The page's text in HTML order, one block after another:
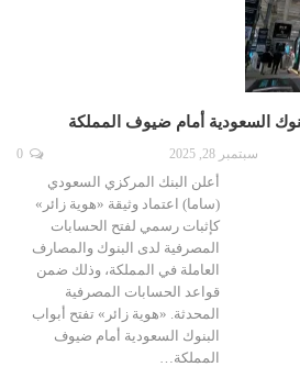
السعودية أمام ضيوف المملكة
سبتمبر 28, 2025
أعلن البنك المركزي السعودي
(ساما) اعتماد وثيقة «هوية زائر»
كإثبات رسمي لفتح الحسابات
المصرفية لدى البنوك والمصارف
العاملة في المملكة، وذلك ضمن
قواعد الحسابات المصرفية
المحدثة. «هوية زائر» تفتح أبواب
البنوك السعودية أمام ضيوف
المملكة…